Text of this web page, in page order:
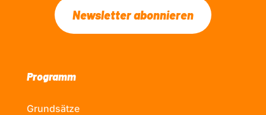
Newsletter abonnieren
Programm
Grundsätze